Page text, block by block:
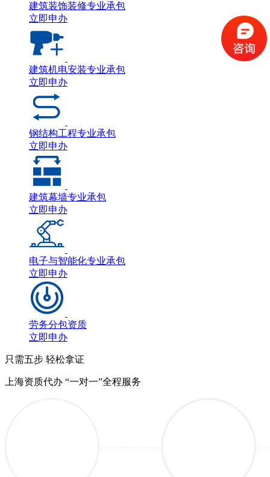
建筑装饰装修专业承包
立即申办
建筑机电安装专业承包
立即申办
钢结构工程专业承包
立即申办
建筑幕墙专业承包
立即申办
电子与智能化专业承包
立即申办
劳务分包资质
立即申办
只需五步 轻松拿证
上海资质代办 “一对一”全程服务